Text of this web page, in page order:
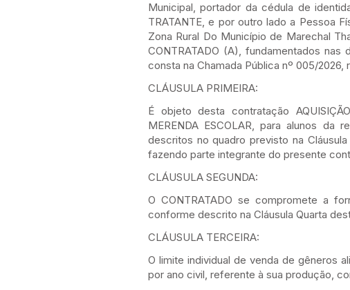
Municipal, portador da cédula de
TRATANTE, e por outro lado a Pessoa
Zona Rural Do Município de Marechal
CONTRATADO (A), fundamentados
consta na Chamada Pública nº 005/
CLÁUSULA PRIMEIRA:
É objeto desta contratação
MERENDA ESCOLAR, para alunos da
descritos no quadro previsto na
fazendo parte integrante do presente
CLÁUSULA SEGUNDA:
O CONTRATADO se compromete a
conforme descrito na Cláusula Quarta
CLÁUSULA TERCEIRA:
O limite individual de venda de gêneros
por ano civil, referente à sua produção,